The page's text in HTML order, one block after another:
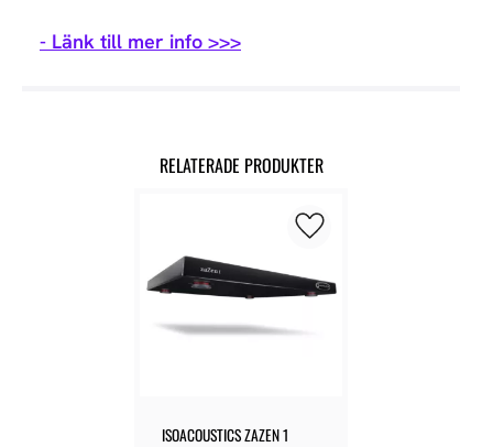
- Länk till mer info >>>
RELATERADE PRODUKTER
ISOACOUSTICS ZAZEN 1
Lägg till i favoriter